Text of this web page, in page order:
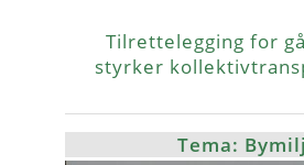
Tilrettelegging for
styrker
Tema: